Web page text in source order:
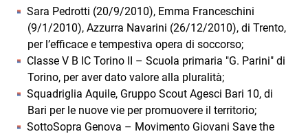
Sara Pedrotti (20/9/2010), Emma Franceschini
(9/1/2010), Azzurra Navarini (26/12/2010), di Trento,
per l’efficace e tempestiva opera di soccorso;
Classe V B IC Torino II – Scuola primaria "G. Parini" di
Torino, per aver dato valore alla pluralità;
Squadriglia Aquile, Gruppo Scout Agesci Bari 10, di
Bari per le nuove vie per promuovere il territorio;
SottoSopra Genova – Movimento Giovani Save the